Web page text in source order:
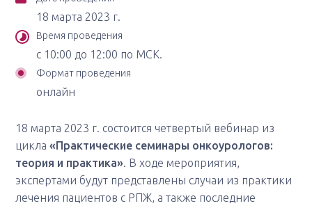
18 марта 2023 г.
Время проведения
с 10:00 до 12:00 по МСК.
Формат проведения
онлайн
18 марта 2023 г. состоится четвертый вебинар из
цикла«Практические семинары онкоурологов:
теория и практика». В ходе мероприятия,
экспертами будут представлены случаи из практики
лечения пациентов с РПЖ, а также последние